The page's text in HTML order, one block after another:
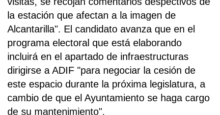
la estación que afectan a la imagen de
Alcantarilla". El candidato avanza que en el
programa electoral que está elaborando
incluirá en el apartado de infraestructuras
dirigirse a ADIF "para negociar la cesión de
este espacio durante la próxima legislatura, a
cambio de que el Ayuntamiento se haga cargo
de su mantenimiento".